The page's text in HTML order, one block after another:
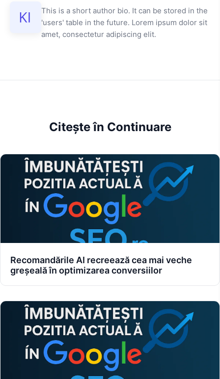
This is a short author bio. It can be stored in the
'users' table in the future. Lorem ipsum dolor sit
amet, consectetur adipiscing elit.
Citește în Continuare
Recomandările AI recreează cea mai veche
greșeală în optimizarea conversiilor